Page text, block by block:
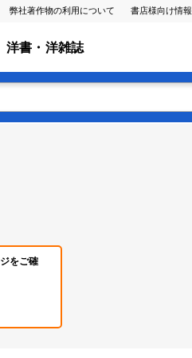
弊社著作物の利用について 書店様向け情報
洋書・洋雑誌
をご確